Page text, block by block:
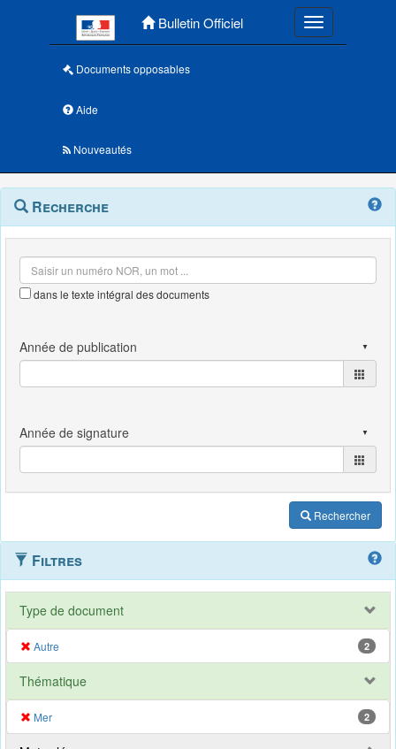
Bulletin Officiel Toggle
Documents opposables
Aide
Nouveautés
Navigation
outils
Menu
contextuel
Recherche
dans le texte intégral des documents
Rechercher
Filtres
Type de document
Autre 2
Thématique
Mer 2